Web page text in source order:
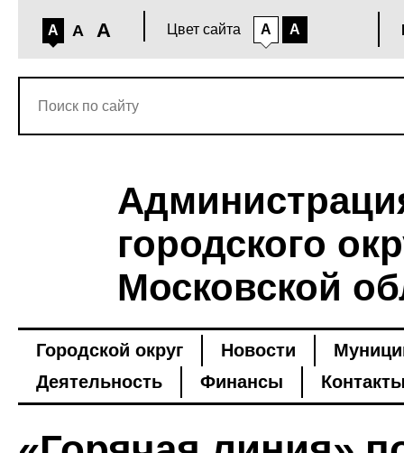
A A A Цвет сайта A A
городского
Московской
Городской округ Новости
Деятельность
Финансы